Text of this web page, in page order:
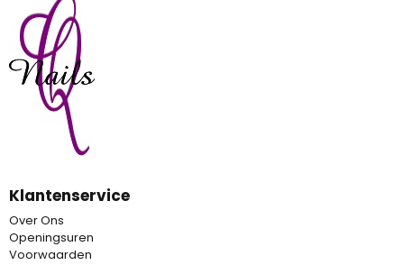
Klantenservice
Over Ons
Openingsuren
Voorwaarden